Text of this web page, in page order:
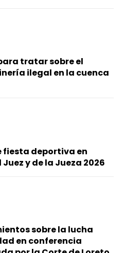
tratar sobre el
ilegal en la cuenca
fiesta deportiva en
y de la Jueza 2026
sobre la lucha
en conferencia